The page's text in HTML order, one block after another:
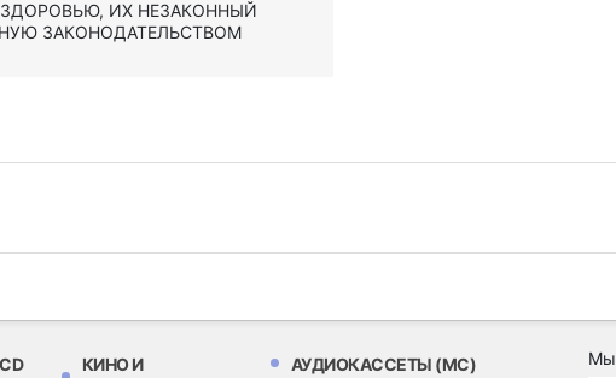
ИХ НЕЗАКОННЫЙ
ЗАКОНОДАТЕЛЬСТВОМ
КИНО И
АУДИОКАССЕТЫ (MC)
Мы